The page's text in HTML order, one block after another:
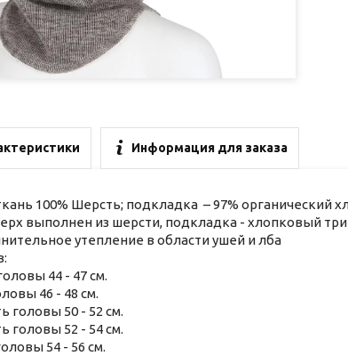
Информация для заказа
100% Шерсть; подкладка – 97% органический
выполнен из шерсти, подкладка - хлопковый
утепление в области ушей и лба
44 - 47 см.
46 - 48 см.
головы 50 - 52 см.
головы 52 - 54 см.
54 - 56 см.